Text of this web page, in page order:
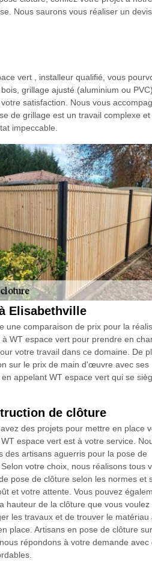
Nous saurons vous réaliser un
vert , installeur qualifié, vous
grillage ajusté (aluminium ou
satisfaction. Nous vous
de grillage est un travail complexe et
impeccable.
Elisabethville
une comparaison de prix pour la
WT espace vert pour prendre en
votre travail dans ce domaine. De
sur le prix de main d'œuvre avec ses
appelant WT espace vert qui se
de clôture
des projets pour mettre en place
espace vert est à votre service.
des artisans aguerris pour la pose de
votre choix, nous réalisons tous
pose de clôture selon les normes et
et votre attente. Vous pouvez
hauteur de la clôture que vous voulez
les travaux et de trouver le matériau
place. Artisans en pose de clôture sur
répondons à votre demande avec